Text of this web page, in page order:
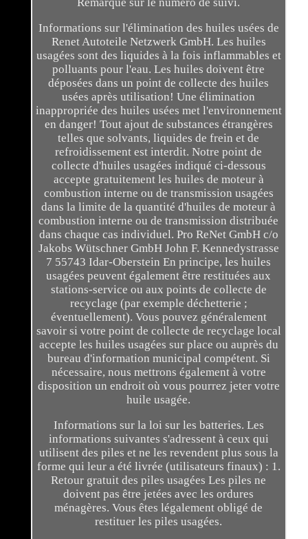
Informations sur l'élimination des huiles usées de
Renet Autoteile Netzwerk GmbH. Les huiles
usagées sont des liquides à la fois inflammables et
polluants pour l'eau. Les huiles doivent être
déposées dans un point de collecte des huiles
usées après utilisation! Une élimination
inappropriée des huiles usées met l'environnement
en danger! Tout ajout de substances étrangères
telles que solvants, liquides de frein et de
refroidissement est interdit. Notre point de
collecte d'huiles usagées indiqué ci-dessous
accepte gratuitement les huiles de moteur à
combustion interne ou de transmission usagées
dans la limite de la quantité d'huiles de moteur à
combustion interne ou de transmission distribuée
dans chaque cas individuel. Pro ReNet GmbH c/o
Jakobs Wütschner GmbH John F. Kennedystrasse
7 55743 Idar-Oberstein En principe, les huiles
usagées peuvent également être restituées aux
stations-service ou aux points de collecte de
recyclage (par exemple déchetterie ;
éventuellement). Vous pouvez généralement
savoir si votre point de collecte de recyclage local
accepte les huiles usagées sur place ou auprès du
bureau d'information municipal compétent. Si
nécessaire, nous mettrons également à votre
disposition un endroit où vous pourrez jeter votre
huile usagée.
Informations sur la loi sur les batteries. Les
informations suivantes s'adressent à ceux qui
utilisent des piles et ne les revendent plus sous la
forme qui leur a été livrée (utilisateurs finaux) : 1.
Retour gratuit des piles usagées Les piles ne
doivent pas être jetées avec les ordures
ménagères. Vous êtes légalement obligé de
restituer les piles usagées.